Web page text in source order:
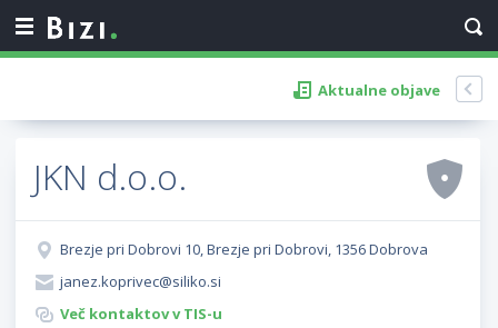
Aktualne objave
JKN d.o.o.
Brezje pri Dobrovi 10, Brezje pri Dobrovi, 1356 Dobrova
janez.koprivec@siliko.si
Več kontaktov v TIS-u